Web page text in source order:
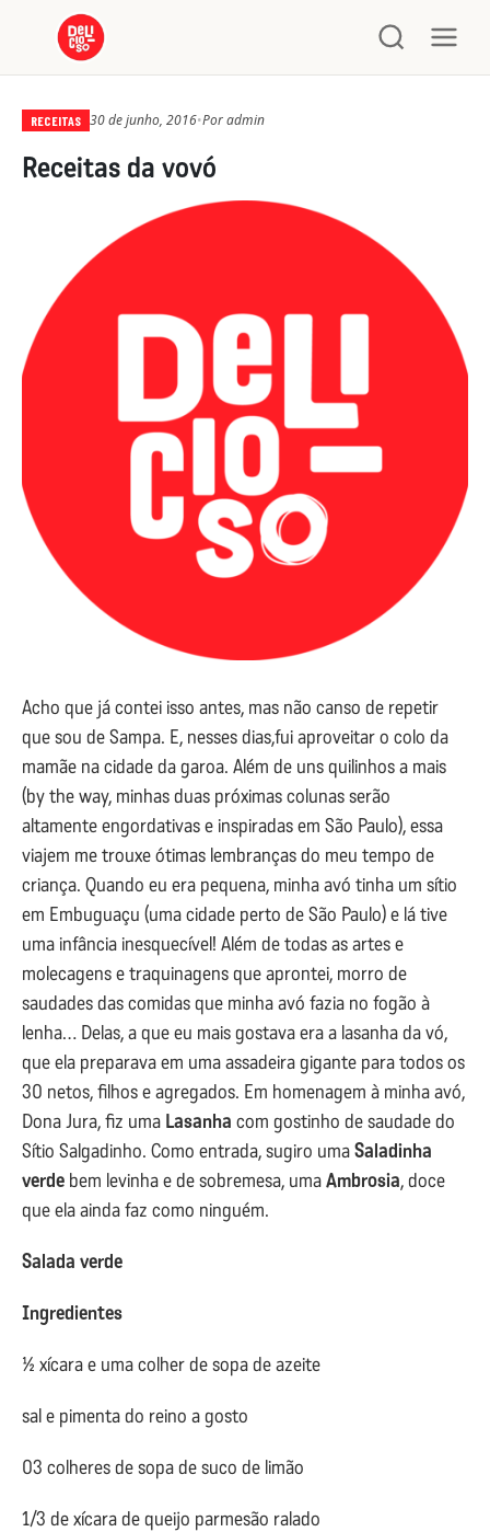
RECEITAS 30 de junho, 2016•Poradmin
Receitas da vovó
Acho que já contei isso antes, mas não canso de repetir
que sou de Sampa. E, nesses dias,fui aproveitar o colo da
mamãe na cidade da garoa. Além de uns quilinhos a mais
(by the way, minhas duas próximas colunas serão
altamente engordativas e inspiradas em São Paulo), essa
viajem me trouxe ótimas lembranças do meu tempo de
criança. Quando eu era pequena, minha avó tinha um sítio
em Embuguaçu (uma cidade perto de São Paulo) e lá tive
uma infância inesquecível! Além de todas as artes e
molecagens e traquinagens que aprontei, morro de
saudades das comidas que minha avó fazia no fogão à
lenha… Delas, a que eu mais gostava era a lasanha da vó,
que ela preparava em uma assadeira gigante para todos os
30 netos, filhos e agregados. Em homenagem à minha avó,
Dona Jura, fiz uma Lasanha com gostinho de saudade do
Sítio Salgadinho. Como entrada, sugiro umaSaladinha
verde bem levinha e de sobremesa, umaAmbrosia, doce
que ela ainda faz como ninguém.
Salada verde
Ingredientes
½ xícara e uma colher de sopa de azeite
sal e pimenta do reino a gosto
03 colheres de sopa de suco de limão
1/3 de xícara de queijo parmesão ralado